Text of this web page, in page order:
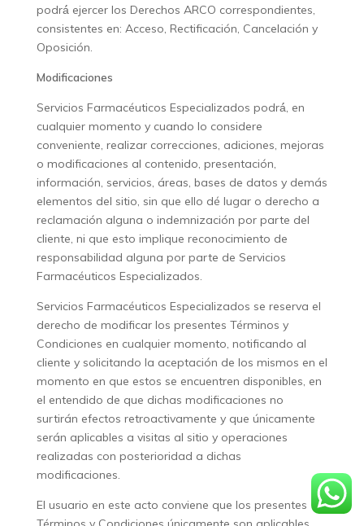
podrá́ ejercer los Derechos ARCO correspondientes,
consistentes en: Acceso, Rectificación, Cancelación y
Oposición.
Modificaciones
Servicios Farmacéuticos Especializados podrá́, en
cualquier momento y cuando lo considere
conveniente, realizar correcciones, adiciones, mejoras
o modificaciones al contenido, presentación,
información, servicios, áreas, bases de datos y demás
elementos del sitio, sin que ello dé lugar o derecho a
reclamación alguna o indemnización por parte del
cliente, ni que esto implique reconocimiento de
responsabilidad alguna por parte de Servicios
Farmacéuticos Especializados.
Servicios Farmacéuticos Especializados se reserva el
derecho de modificar los presentes Términos y
Condiciones en cualquier momento, notificando al
cliente y solicitando la aceptación de los mismos en el
momento en que estos se encuentren disponibles, en
el entendido de que dichas modificaciones no
surtirán efectos retroactivamente y que únicamente
serán aplicables a visitas al sitio y operaciones
realizadas con posterioridad a dichas
modificaciones.
El usuario en este acto conviene que los presentes